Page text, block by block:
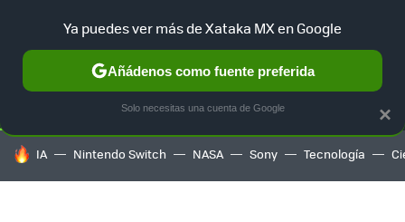
SELECCIÓN GAMING HOME AUTO TERRITORIO
HOY SE HABLA DE
IA Nintendo Switch NASA Sony Tecnología
×
Ya puedes ver más de Xataka MX en Google
Añádenos como fuente preferida
Solo necesitas una cuenta de Google